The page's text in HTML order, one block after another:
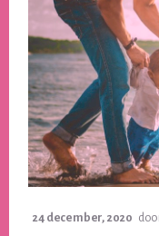
24 december, 2020